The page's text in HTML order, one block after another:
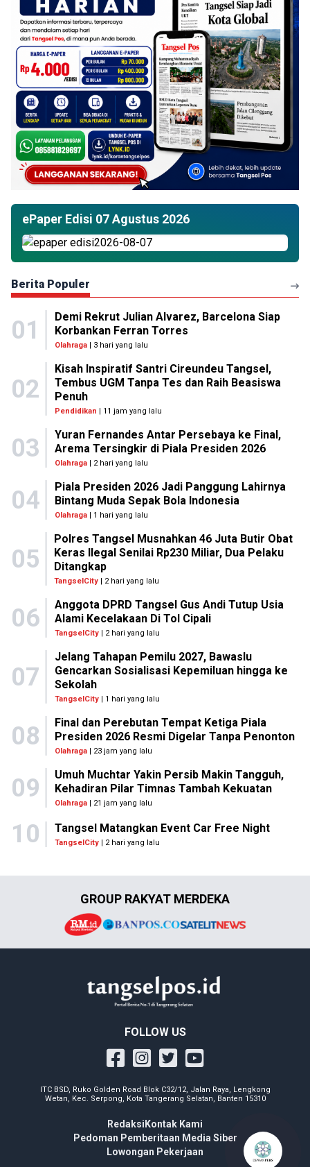
ePaper Edisi 07 Agustus 2026
Berita Populer
01
Demi Rekrut Julian Alvarez, Barcelona Siap
Korbankan Ferran Torres
Olahraga| 3 hari yang lalu
02
Kisah Inspiratif Santri Cireundeu Tangsel,
Tembus UGM Tanpa Tes dan Raih Beasiswa
Penuh
Pendidikan | 11 jam yang lalu
03
Yuran Fernandes Antar Persebaya ke Final,
Arema Tersingkir di Piala Presiden 2026
Olahraga| 2 hari yang lalu
04
Piala Presiden 2026 Jadi Panggung Lahirnya
Bintang Muda Sepak Bola Indonesia
Olahraga| 1 hari yang lalu
05
Polres Tangsel Musnahkan 46 Juta Butir Obat
Keras Ilegal Senilai Rp230 Miliar, Dua Pelaku
Ditangkap
TangselCity | 2 hari yang lalu
06
Anggota DPRD Tangsel Gus Andi Tutup Usia
Alami Kecelakaan Di Tol Cipali
TangselCity| 2 hari yang lalu
07
Jelang Tahapan Pemilu 2027, Bawaslu
Gencarkan Sosialisasi Kepemiluan hingga ke
Sekolah
TangselCity| 1 hari yang lalu
08
Final dan Perebutan Tempat Ketiga Piala
Presiden 2026 Resmi Digelar Tanpa Penonton
Olahraga| 23 jam yang lalu
09
Umuh Muchtar Yakin Persib Makin Tangguh,
Kehadiran Pilar Timnas Tambah Kekuatan
Olahraga| 21 jam yang lalu
10 Tangsel Matangkan Event Car Free Night
TangselCity | 2 hari yang lalu
GROUP RAKYAT MERDEKA
FOLLOW US
ITC BSD, Ruko Golden Road Blok C32/12, Jalan Raya, Lengkong
Wetan, Kec. Serpong, Kota Tangerang Selatan, Banten 15310
Redaksi Kontak Kami
Pedoman Pemberitaan Media Siber
Lowongan Pekerjaan